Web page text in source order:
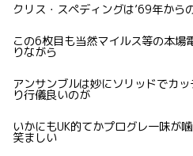
クリス・スペディングは’69年から
この6枚目も当然マイルス等の本場
りながら
アンサンブルは妙にソリッドでカ
り行儀良いのが
いかにもUK的てかプログレ一味が
笑ましい